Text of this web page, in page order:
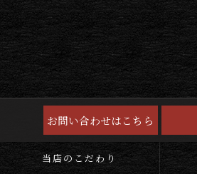
お問い合わせはこちら
当店のこだわり